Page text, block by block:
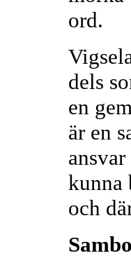
ord.
dels
en
är en
kunna
och